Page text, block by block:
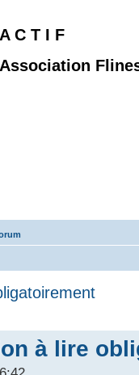
A C T I F
Association
à lire